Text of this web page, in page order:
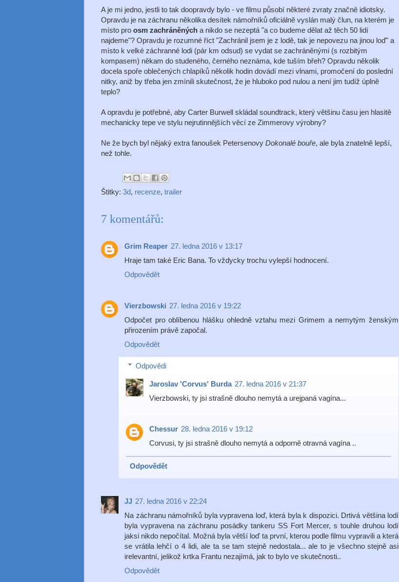
A je mi jedno, jestli to tak doopravdy bylo - ve filmu působí některé zvraty značně idiotsky.
Opravdu je na záchranu několika desítek námořníků oficiálně vyslán malý člun, na kterém je
místo pro osm zachráněných a nikdo se nezeptá "a co budeme dělat až těch 50 lidí
najdeme"? Opravdu je rozumné říct "Zachránil jsem je z lodě, tak je nepovezu na jinou loď" a
místo k velké záchranné lodi (pár km odsud) se vydat se zachráněnými (s rozbitým
kompasem) někam do studeného, černého neznáma, kde tuším břeh? Opravdu několik
docela spoře oblečených chlapíků několik hodin dovádí mezi vlnami, promočení do poslední
nitky, aniž by třeba jen zmínili skutečnost, že je hluboko pod nulou a není jim tudíž úplně
teplo?
A opravdu je potřebné, aby Carter Burwell skládal soundtrack, který většinu času jen hlasitě
mechanicky tepe ve stylu nejrutinnějších věcí ze Zimmerovy výrobny?
Ne že bych byl nějaký extra fanoušek Petersenovy Dokonalé bouře, ale byla znatelně lepší,
než tohle.
Štitky: 3d, recenze, trailer
7 komentářů:
Grim Reaper 27. ledna 2016 v 13:17
Hraje tam také Eric Bana. To vždycky trochu vylepší hodnocení.
Odpovědět
Vierzbowski 27. ledna 2016 v 19:22
Odpočet pro oblíbenou hlášku ohledně vztahu mezi Grimem a nemytým ženským
přirozením právě započal.
Odpovědět
Odpovědi
Jaroslav 'Corvus' Burda 27. ledna 2016 v 21:37
Vierzbowski, ty jsi strašně dlouho nemytá a urejpaná vagína...
Chessur 28. ledna 2016 v 19:12
Corvusi, ty jsi strašně dlouho nemytá a odporně otravná vagína ..
Odpovědět
JJ 27. ledna 2016 v 22:24
Na záchranu námořníků byla vypravena loď, která byla k dispozici. Drtivá většina lodí
byla vypravena na záchranu posádky tankeru SS Fort Mercer, s touhle druhou lodí
jaksi nikdo nepočítal. Možná byla větší loď ta první, kterou podle filmu vypravili a která
se vrátila lehčí o 4 lidi, ale ta se tam stejně nedostala... ale to je všechno stejně asi
irelevantní, jelikož krtka Frantu nezajímá, jak to bylo ve skutečnosti..
Odpovědět